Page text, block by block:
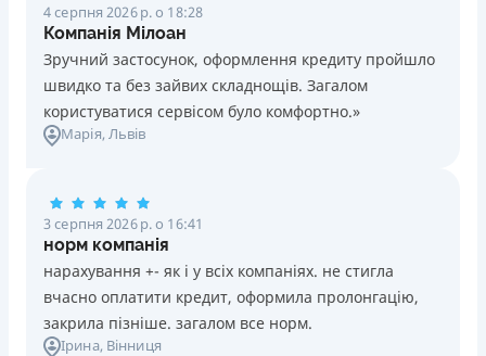
4 серпня 2026 р. о 18:28
Компанія Мілоан
Зручний застосунок, оформлення кредиту пройшло
швидко та без зайвих складнощів. Загалом
користуватися сервісом було комфортно.»
Марія, Львів
3 серпня 2026 р. о 16:41
норм компанія
нарахування +- як і у всіх компаніях. не стигла
вчасно оплатити кредит, оформила пролонгацію,
закрила пізніше. загалом все норм.
Ірина, Вінниця